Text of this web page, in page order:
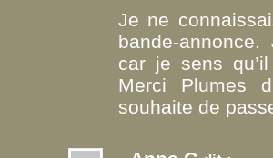
Je ne
bande-
car je sens
Merci Plumes
souhaite de